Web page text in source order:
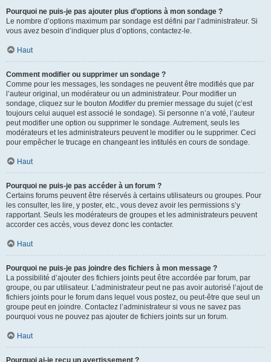
Pourquoi ne puis-je pas ajouter plus d’options à mon sondage ?
Le nombre d’options maximum par sondage est défini par l’administrateur. Si
vous avez besoin d’indiquer plus d’options, contactez-le.
Haut
Comment modifier ou supprimer un sondage ?
Comme pour les messages, les sondages ne peuvent être modifiés que par
l’auteur original, un modérateur ou un administrateur. Pour modifier un
sondage, cliquez sur le bouton Modifierdu premier message du sujet (c’est
toujours celui auquel est associé le sondage). Si personne n’a voté, l’auteur
peut modifier une option ou supprimer le sondage. Autrement, seuls les
modérateurs et les administrateurs peuvent le modifier ou le supprimer. Ceci
pour empêcher le trucage en changeant les intitulés en cours de sondage.
Haut
Pourquoi ne puis-je pas accéder à un forum ?
Certains forums peuvent être réservés à certains utilisateurs ou groupes. Pour
les consulter, les lire, y poster, etc., vous devez avoir les permissions s’y
rapportant. Seuls les modérateurs de groupes et les administrateurs peuvent
accorder ces accès, vous devez donc les contacter.
Haut
Pourquoi ne puis-je pas joindre des fichiers à mon message ?
La possibilité d’ajouter des fichiers joints peut être accordée par forum, par
groupe, ou par utilisateur. L’administrateur peut ne pas avoir autorisé l’ajout de
fichiers joints pour le forum dans lequel vous postez, ou peut-être que seul un
groupe peut en joindre. Contactez l’administrateur si vous ne savez pas
pourquoi vous ne pouvez pas ajouter de fichiers joints sur un forum.
Haut
Pourquoi ai-je reçu un avertissement ?